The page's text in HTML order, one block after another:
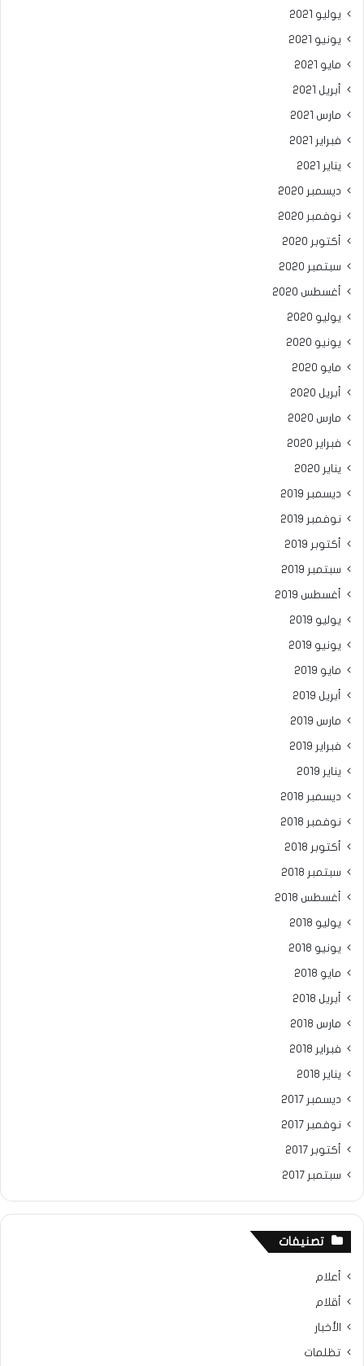
يوليو 2021
يونيو 2021
مايو 2021
أبريل 2021
مارس 2021
فبراير 2021
يناير 2021
ديسمبر 2020
نوفمبر 2020
أكتوبر 2020
سبتمبر 2020
أغسطس 2020
يوليو 2020
يونيو 2020
مايو 2020
أبريل 2020
مارس 2020
فبراير 2020
يناير 2020
ديسمبر 2019
نوفمبر 2019
أكتوبر 2019
سبتمبر 2019
أغسطس 2019
يوليو 2019
يونيو 2019
مايو 2019
أبريل 2019
مارس 2019
فبراير 2019
يناير 2019
ديسمبر 2018
نوفمبر 2018
أكتوبر 2018
سبتمبر 2018
أغسطس 2018
يوليو 2018
يونيو 2018
مايو 2018
أبريل 2018
مارس 2018
فبراير 2018
يناير 2018
ديسمبر 2017
نوفمبر 2017
أكتوبر 2017
سبتمبر 2017
تصنيفات
أعلام
أقلام
الأخبار
تظلمات